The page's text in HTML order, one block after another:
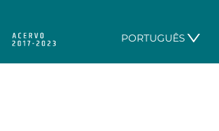
PORTUGUÊS